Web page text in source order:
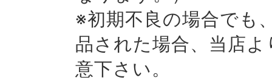
※初期不良の場合でも
品された場合、当店
意下さい。